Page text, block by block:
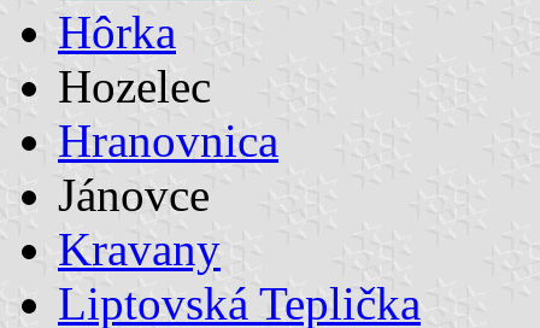
Hôrka
Hozelec
Hranovnica
Jánovce
Kravany
Liptovská Teplička